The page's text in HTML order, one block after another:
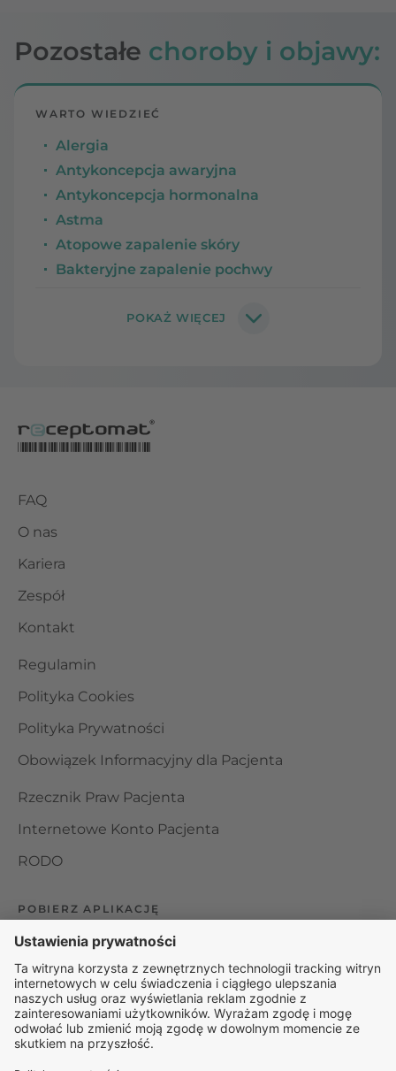
Pozostałe choroby i objawy:
WARTO WIEDZIEĆ
Alergia
Antykoncepcja awaryjna
Antykoncepcja hormonalna
Astma
Atopowe zapalenie skóry
Bakteryjne zapalenie pochwy
FAQ
O nas
Kariera
Zespół
Kontakt
Regulamin
Polityka Cookies
Polityka Prywatności
Obowiązek Informacyjny dla Pacjenta
Rzecznik Praw Pacjenta
Internetowe Konto Pacjenta
RODO
POBIERZ APLIKACJĘ
Organizator udzielania świadczeń telemedycznych jest
podmiotem leczniczym w rozumieniu ustawy z dnia 15
kwietnia 2011 roku o działalności leczniczej, wpisanym do
rejestru podmiotów wykonujących działalność leczniczą pod